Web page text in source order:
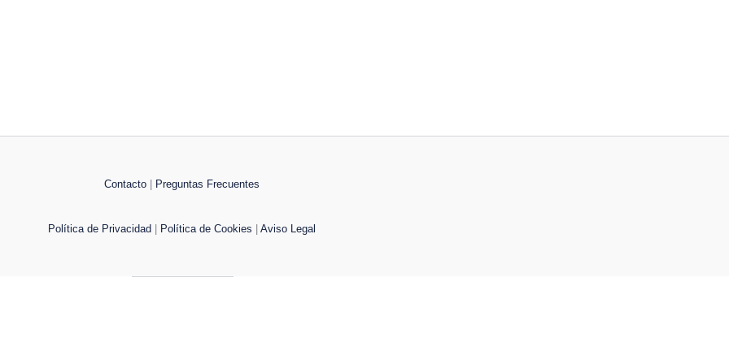
Contacto Preguntas Frecuentes
Política de Privacidad Política de Cookies |Aviso Legal